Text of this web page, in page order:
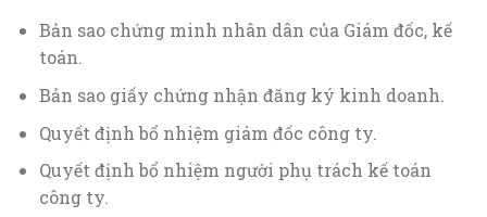
Bản sao chứng minh nhân dân của Giám đốc, kế
toán.
Bản sao giấy chứng nhận đăng ký kinh doanh.
Quyết định bổ nhiệm giám đốc công ty.
Quyết định bổ nhiệm người phụ trách kế toán
công ty.